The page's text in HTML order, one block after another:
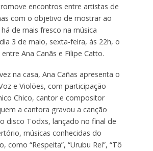
encontros entre artistas de
com o objetivo de mostrar ao
de mais fresco na música
3 de maio, sexta-feira, às 22h, o
Ana Canãs e Filipe Catto.
na casa, Ana Cañas apresenta o
e Violões, com participação
Chico, cantor e compositor
a cantora gravou a canção
disco Todxs, lançado no final de
músicas conhecidas do
como “Respeita”, “Urubu Rei”, “Tô